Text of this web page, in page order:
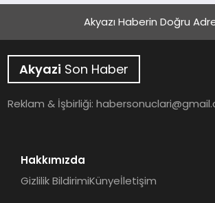
Akyazı Haberin Doğru
Akyazi Son Haber
Reklam & İşbirliği:
Hakkımızda
Gizlilik BildirimiKünyeİletişim